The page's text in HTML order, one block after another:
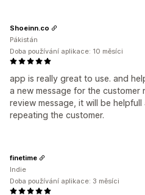
app is really great to use. and
a new message for the
review message, it will be
repeating the customer.
Shoeinn.co
Pákistán
Doba používání aplikace: 10 měsíci
finetime
Indie
Doba používání aplikace: 3 měsíci